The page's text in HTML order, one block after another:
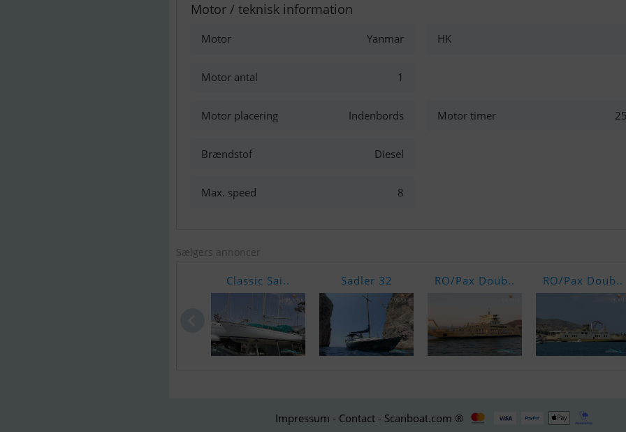
Motor / teknisk information
Motor Yanmar HK
Motor antal 1
Motor placering Indenbords Motor timer
Brændstof Diesel
Max. speed 8
Sælgers annoncer
Classic Sai.. Sadler 32 RO/Pax Doub.. RO/Pax Doub..
Impressum - Contact - Scanboat.com ®